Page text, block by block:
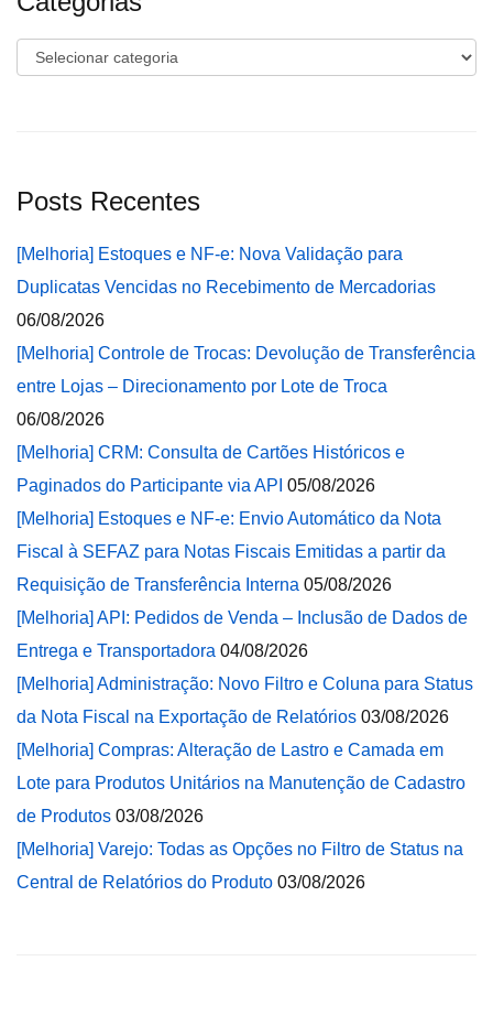
Categorias
Posts Recentes
[Melhoria] Estoques e NF-e: Nova Validação para
Duplicatas Vencidas no Recebimento de Mercadorias
06/08/2026
[Melhoria] Controle de Trocas: Devolução de Transferência
entre Lojas – Direcionamento por Lote de Troca
06/08/2026
[Melhoria] CRM: Consulta de Cartões Históricos e
Paginados do Participante via API 05/08/2026
[Melhoria] Estoques e NF-e: Envio Automático da Nota
Fiscal à SEFAZ para Notas Fiscais Emitidas a partir da
Requisição de Transferência Interna 05/08/2026
[Melhoria] API: Pedidos de Venda – Inclusão de Dados de
Entrega e Transportadora 04/08/2026
[Melhoria] Administração: Novo Filtro e Coluna para Status
da Nota Fiscal na Exportação de Relatórios 03/08/2026
[Melhoria] Compras: Alteração de Lastro e Camada em
Lote para Produtos Unitários na Manutenção de Cadastro
de Produtos 03/08/2026
[Melhoria] Varejo: Todas as Opções no Filtro de Status na
Central de Relatórios do Produto 03/08/2026